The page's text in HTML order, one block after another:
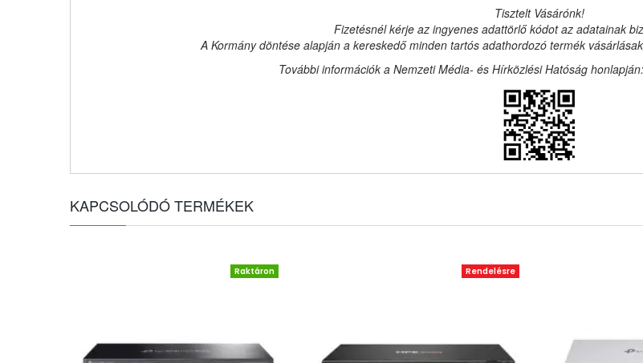
Tisztelt Vásárónk!
Fizetésnél kérje az ingyenes adattörlő kódot az adatainak
A Kormány döntése alapján a kereskedő minden tartós adathordozó termék
További információk a Nemzeti Média- és Hírközlési Hatóság honlapján:
KAPCSOLÓDÓ TERMÉKEK
Raktáron Rendelésre